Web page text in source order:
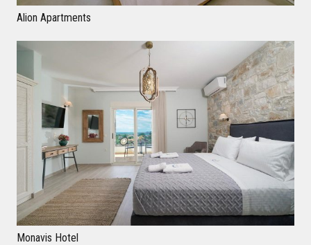
Alion Apartments
Monavis Hotel